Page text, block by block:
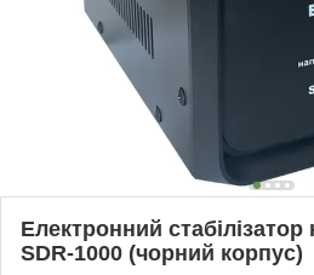
Електронний
SDR-1000 (чорний корпус)